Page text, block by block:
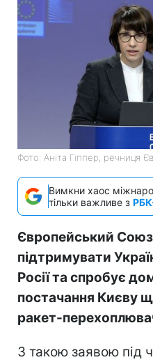
Фото: Аніта Гіппер, речниця
Вимкни хаос
тільки важливе з
Європейський
підтримувати
Росії та спробує
постачання Києву
ракет-
З такою заявою під